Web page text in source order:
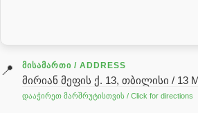
გადაცემათა კოლოფის ზეთი(
ძრავის ზეთი
ჰიდრავლიკის ზეთი
📍 ᲛᲘᲡᲐᲛᲐᲠᲗᲘ / ADDRESS
მირიან მეფის ქ. 13, თბილისი / 13
დააჭირეთ მარშრუტისთვის / Click for directions